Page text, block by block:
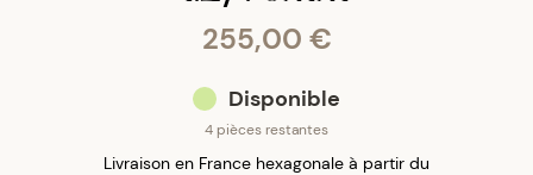
255,00 €
Disponible
4 pièces restantes
Livraison en France hexagonale à partir du